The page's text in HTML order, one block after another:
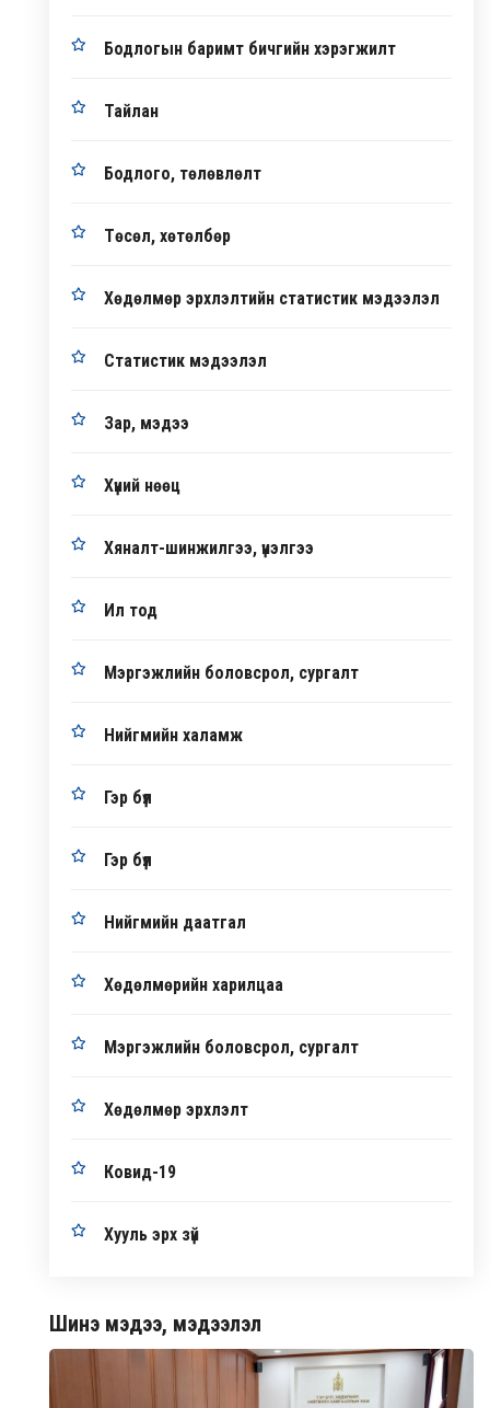
Бодлогын баримт бичгийн хэрэгжилт
Тайлан
Бодлого, төлөвлөлт
Төсөл, хөтөлбөр
Хөдөлмөр эрхлэлтийн статистик мэдээлэл
Статистик мэдээлэл
Зар, мэдээ
Хүний нөөц
Хяналт-шинжилгээ, үнэлгээ
Ил тод
Мэргэжлийн боловсрол, сургалт
Нийгмийн халамж
Гэр бүл
Гэр бүл
Нийгмийн даатгал
Хөдөлмөрийн харилцаа
Мэргэжлийн боловсрол, сургалт
Хөдөлмөр эрхлэлт
Ковид-19
Хууль эрх зүй
Шинэ мэдээ, мэдээлэл